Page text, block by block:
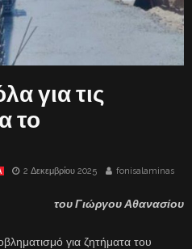
για τις
το
2 Δεκεμβρίου 2025 fonisalaminas
του Γιώργου Αθανασίου
για ζητήματα του